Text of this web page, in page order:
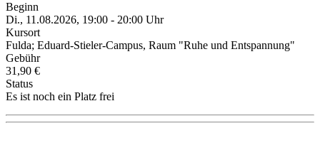
Beginn
Di., 11.08.2026, 19:00 - 20:00 Uhr
Kursort
Fulda; Eduard-Stieler-Campus, Raum "Ruhe und Entspannung"
Gebühr
31,90 €
Status
Es ist noch ein Platz frei